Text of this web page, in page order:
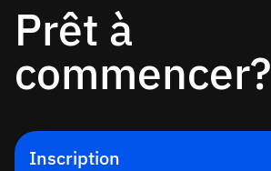
Prêt à
commencer?
Inscription